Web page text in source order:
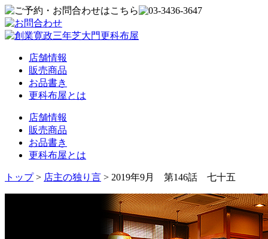
店舗情報
販売商品
お品書き
更科布屋とは
店舗情報
販売商品
お品書き
更科布屋とは
トップ > 店主の独り言 > 2019年9月 第146話 七十五